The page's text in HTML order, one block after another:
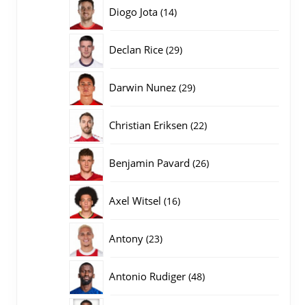
Diogo Jota 1414
Declan Rice 2929
Darwin Nunez 2929
Christian Eriksen 2222
Benjamin Pavard 2626
Axel Witsel 1616
Antony 2323
Antonio Rudiger 4848